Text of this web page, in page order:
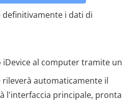
definitivamente i dati di
iDevice al computer tramite un
rileverà automaticamente il
l'interfaccia principale, pronta